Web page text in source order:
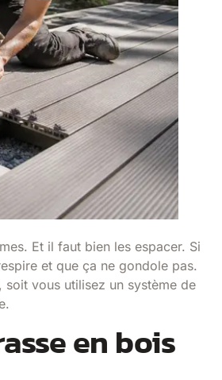
Et il faut bien les espacer. Si
et que ça ne gondole pas.
vous utilisez un système de
en bois